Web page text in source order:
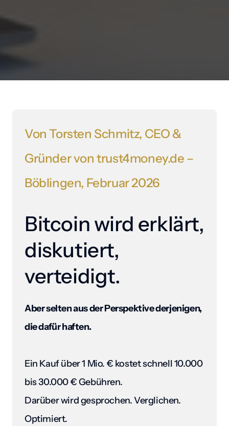
Von Torsten Schmitz, CEO
&
Gründer von trust4money.de
Böblingen, Februar 2026
Bitcoin wird erklärt,
diskutiert,
verteidigt.
Aber selten aus der Perspektive derjenigen,
die dafür haften.
Ein Kauf über 1 Mio. € kostet schnell 10.000
bis 30.000 € Gebühren.
Darüber wird gesprochen. Verglichen.
Optimiert.